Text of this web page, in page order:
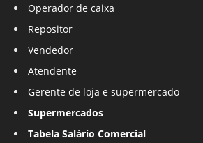
Operador de caixa
Repositor
Vendedor
Atendente
Gerente de loja e supermercado
Supermercados
Tabela Salário Comercial